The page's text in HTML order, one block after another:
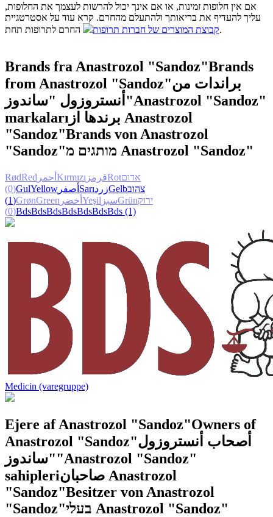
אם אין חלופות זמינות, או אם אינך יכול להרשות לעצמך את החלופות,
עליך להעדיף את בריאותך ולהתעלם מהחרם. קרא עוד על אסטרטגיית
קבוצת המוצרים של חברות תרופות.
Brands fra Anastrozol "Sandoz"Brands
from Anastrozol "Sandoz"براندات من
أنستروزول "ساندوز"Anastrozol "Sandoz"
markaları برندها از Anastrozol
"Sandoz"Brands von Anastrozol
"Sandoz"
מותגים מ Anastrozol "Sandoz"
RødRed أحمر Kırmızı قرمزRotאדום
(0)GulYellow أصفر SarıزردGelbצהוב
(1)GrønGreen أخضر Yeşil سبزGrünירוק
(0)BdsBdsBdsBdsBdsBdsBds (1)
Medicin (varegruppe)
Ejere af Anastrozol "Sandoz"Owners of
Anastrozol "Sandoz"أصحاب أنستروزول
"ساندوز"Anastrozol "Sandoz"
sahipleriصاحبان Anastrozol
"Sandoz"Besitzer von Anastrozol
"Sandoz"
בעלי Anastrozol "Sandoz"